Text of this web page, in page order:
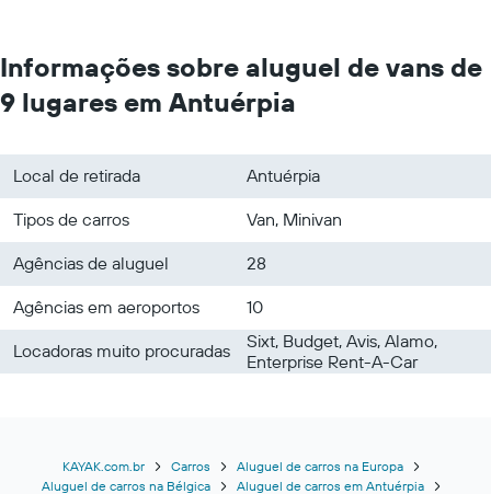
Informações sobre aluguel de vans de
9 lugares em Antuérpia
Local de retirada
Antuérpia
Tipos de carros
Van, Minivan
Agências de aluguel
28
Agências em aeroportos
10
Locadoras muito procuradas
Sixt, Budget, Avis, Alamo,
Enterprise Rent-A-Car
KAYAK.com.br Carros
Aluguel de carros na Europa
Aluguel de carros na Bélgica
Aluguel de carros em Antuérpia